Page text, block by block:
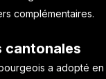
complémentaires.
cantonales
a adopté